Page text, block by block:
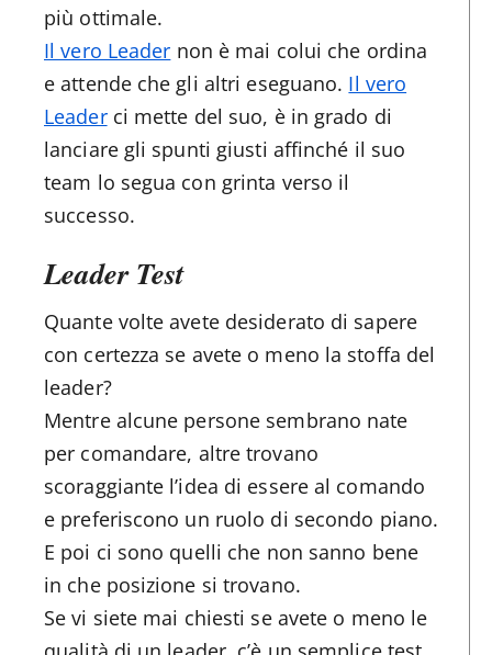
più ottimale.
Il vero Leader non è mai colui che ordina
e attende che gli altri eseguano. Il vero
Leaderci mette del suo, è in grado di
lanciare gli spunti giusti affinché il suo
team lo segua con grinta verso il
successo.
Leader Test
Quante volte avete desiderato di sapere
con certezza se avete o meno la stoffa del
leader?
Mentre alcune persone sembrano nate
per comandare, altre trovano
scoraggiante l’idea di essere al comando
e preferiscono un ruolo di secondo piano.
E poi ci sono quelli che non sanno bene
in che posizione si trovano.
Se vi siete mai chiesti se avete o meno le